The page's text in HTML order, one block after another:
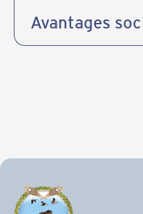
Avantages
fêtes
pendantl’horaire